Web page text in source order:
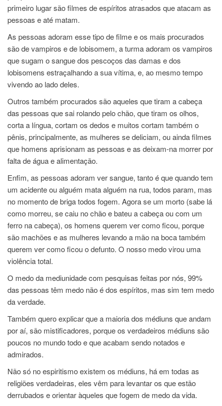
primeiro lugar são filmes de espíritos atrasados que atacam as
pessoas e até matam.
As pessoas adoram esse tipo de filme e os mais procurados
são de vampiros e de lobisomem, a turma adoram os vampiros
que sugam o sangue dos pescoços das damas e dos
lobisomens estraçalhando a sua vítima, e, ao mesmo tempo
vivendo ao lado deles.
Outros também procurados são aqueles que tiram a cabeça
das pessoas que sai rolando pelo chão, que tiram os olhos,
corta a língua, cortam os dedos e muitos cortam também o
pênis, principalmente, as mulheres se deliciam, ou ainda filmes
que homens aprisionam as pessoas e as deixam-na morrer por
falta de água e alimentação.
Enfim, as pessoas adoram ver sangue, tanto é que quando tem
um acidente ou alguém mata alguém na rua, todos param, mas
no momento de briga todos fogem. Agora se um morto (sabe lá
como morreu, se caiu no chão e bateu a cabeça ou com um
ferro na cabeça), os homens querem ver como ficou, porque
são machões e as mulheres levando a mão na boca também
querem ver como ficou o defunto. O nosso medo virou uma
violência total.
O medo da mediunidade com pesquisas feitas por nós, 99%
das pessoas têm medo não é dos espíritos, mas sim tem medo
da verdade.
Também quero explicar que a maioria dos médiuns que andam
por aí, são mistificadores, porque os verdadeiros médiuns são
poucos no mundo todo e que acabam sendo notados e
admirados.
Não só no espiritismo existem os médiuns, há em todas as
religiões verdadeiras, eles vêm para levantar os que estão
derrubados e orientar àqueles que fogem de medo da vida.